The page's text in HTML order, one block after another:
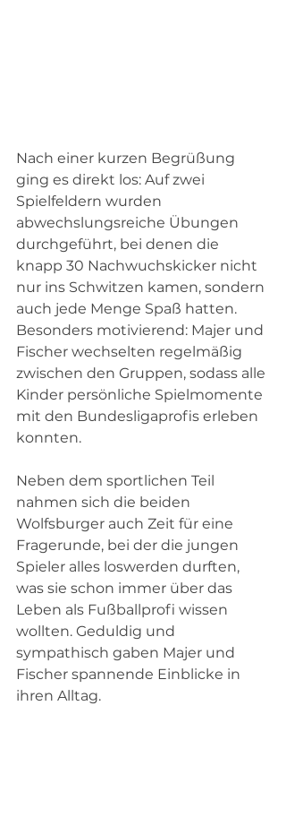
Nach einer kurzen Begrüßung
ging es direkt los: Auf zwei
Spielfeldern wurden
abwechslungsreiche Übungen
durchgeführt, bei denen die
knapp 30 Nachwuchskicker nicht
nur ins Schwitzen kamen, sondern
auch jede Menge Spaß hatten.
Besonders motivierend: Majer und
Fischer wechselten regelmäßig
zwischen den Gruppen, sodass alle
Kinder persönliche Spielmomente
mit den Bundesligaprofis erleben
konnten.
Neben dem sportlichen Teil
nahmen sich die beiden
Wolfsburger auch Zeit für eine
Fragerunde, bei der die jungen
Spieler alles loswerden durften,
was sie schon immer über das
Leben als Fußballprofi wissen
wollten. Geduldig und
sympathisch gaben Majer und
Fischer spannende Einblicke in
ihren Alltag.